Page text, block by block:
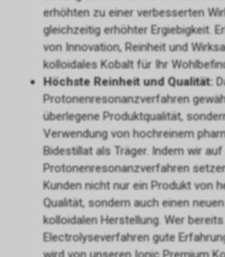
erhöhten zu einer verbesserten
gleichzeitig erhöhter Ergiebigkeit.
von Innovation, Reinheit und
kolloidales Kobalt für Ihr
Höchste Reinheit und Qualität:
Protonenresonanzverfahren
überlegene Produktqualität,
Verwendung von hochreinem
Bidestillat als Träger. Indem wir
Protonenresonanzverfahren
Kunden nicht nur ein Produkt von
Qualität, sondern auch einen
kolloidalen Herstellung. Wer
Electrolyseverfahren gute